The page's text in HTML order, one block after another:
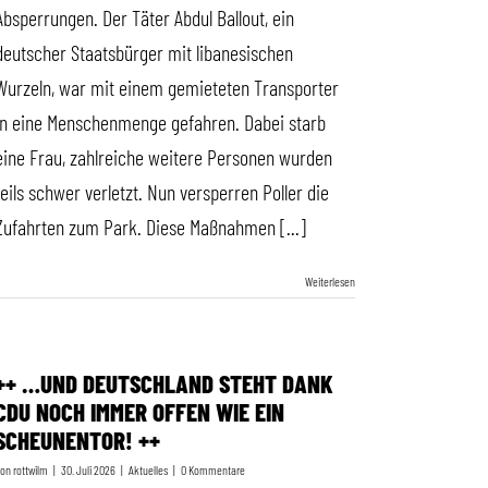
Der Täter Abdul Ballout, ein
Staatsbürger mit libanesischen
war mit einem gemieteten Transporter
eine Menschenmenge gefahren. Dabei starb
Frau, zahlreiche weitere Personen wurden
schwer verletzt. Nun versperren Poller die
zum Park. Diese Maßnahmen [...]
Weiterlesen
…UND DEUTSCHLAND STEHT DANK
NOCH IMMER OFFEN WIE EIN
++
rottwilm | 30. Juli 2026 | Aktuelles | 0 Kommentare